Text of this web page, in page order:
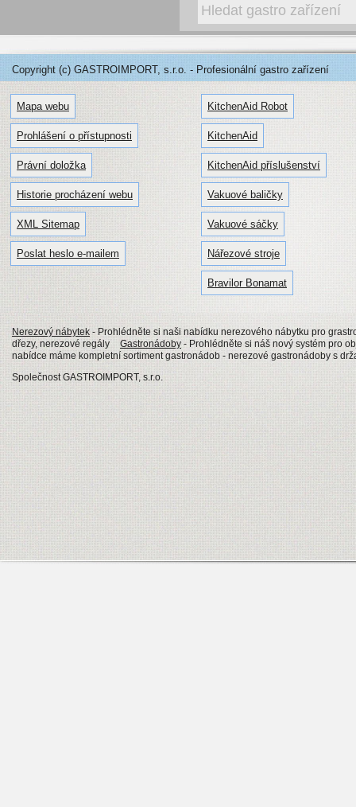
Copyright (c) GASTROIMPORT, s.r.o. - Profesionální gastro zařízení
Mapa webu
Prohlášení o přístupnosti
Právní doložka
Historie procházení webu
XML Sitemap
Poslat heslo e-mailem
KitchenAid Robot
KitchenAid
KitchenAid příslušenství
Vakuové baličky
Vakuové sáčky
Nářezové stroje
Bravilor Bonamat
Nerezový nábytek - Prohlédněte si naši nabídku nerezového nábytku pro
dřezy, nerezové regály
Gastronádoby - Prohlédněte si náš nový systém pro
nabídce máme kompletní sortiment gastronádob - nerezové gastronádoby s
Společnost GASTROIMPORT, s.r.o.